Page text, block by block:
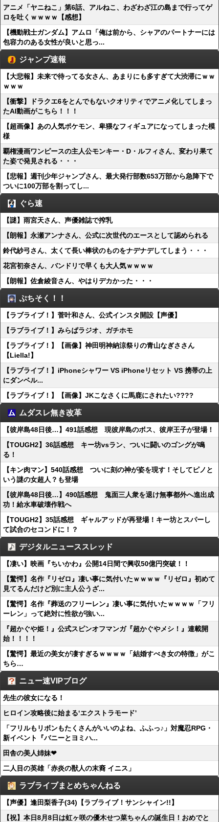
アニメ「ヤニねこ」第6話、アルねこ、わざわざ江の島まで行ってゲ
ロを吐くｗｗｗｗ【感想】
【機動戦士ガンダム】アムロ「俺は前から、シャアのパートナーには
包容力のある女性が良いと思っ...
ジャンプ速報
【大悲報】未来で待ってる女さん、あまりにも多すぎて大渋滞にｗｗ
ｗｗｗ
【衝撃】ドラクエ6をとんでもないクオリティでアニメ化してしまっ
たAI動画がこちら！！！
【超画像】あの人気ポケモン、卑猥なフィギュアになってしまった模
様
覇権漫画ワンピースの主人公モンキー・D・ルフィさん、変わり果て
た姿で発見される・・・
【悲報】週刊少年ジャンプさん、最大発行部数653万部から急降下で
ついに100万部を割ってし...
ぐら速
【謎】雨宮天さん、声優雑誌で搾乳
【朗報】永瀬アンナさん、公式に次世代のエースとして認められる
鈴代紗弓さん、太くて長い棒状のものをナデナデしてしまう・・・
花宮初奈さん、バンドリで早くも大人気ｗｗｗｗ
【朗報】佐倉綾音さん、やはりデカかった・・・
ぷちそく！！
【ラブライブ！】菅叶和さん、公式インスタ開設【声優】
【ラブライブ！】みらぱラジオ、ガチホモ
【ラブライブ！】【画像】神田明神納涼祭りの青山なぎささん
【Liella!】
【ラブライブ！】iPhoneシャワー VS iPhoneリセット VS 携帯の上
にダンベル...
【ラブライブ！】【画像】JKこなさくに馬鹿にされたい????
ムダスレ無き改革
【彼岸島48日後…】491話感想 現彼岸島のボス、彼岸王子が登場！
【TOUGH2】36話感想 キー坊vsラン、ついに闘いのゴングが鳴
る！
【キン肉マン】540話感想 ついに刻の神が姿を現す！そしてピノと
いう謎の女超人？も登場
【彼岸島48日後…】490話感想 鬼面三人衆を退け無事都外へ進出成
功！給水車破壊作戦へ
【TOUGH2】35話感想 ギャルアッドが再登場！キー坊とスパーし
て試合のセコンドに！？
デジタルニューススレッド
【凄い】映画『ちいかわ』公開14日間で興収50億円突破！！
【驚愕】名作『リゼロ』凄い事に気付いたｗｗｗｗ『リゼロ』初めて
見てるんだけど別に主人公うざ...
【驚愕】名作『葬送のフリーレン』凄い事に気付いたｗｗｗｗ「フリ
ーレン」って絶対に性欲が強い...
『超かぐや姫！』公式スピンオフマンガ『超かぐやメシ！』連載開
始！！！！
【驚愕】最近の美女が凄すぎるｗｗｗｗ「結婚すべき女の特徴」がこ
ちら…
ニュー速VIPブログ
先生の彼女になる！
ヒロイン攻略後に始まる‘エクストラモード’
「フリルもリボンもたくさんがいいのよね、ふふっ♪」対魔忍RPG・
新イベント『バニーとヨミハ...
田舎の美人姉妹❤
二人目の英雄「赤炎の獣人の末裔 イニス」
ラブライブまとめちゃんねる
【声優】逢田梨香子(34)【ラブライブ！サンシャイン!!】
【祝】本日8月8日は虹ヶ咲の優木せつ菜ちゃんの誕生日！おめでと